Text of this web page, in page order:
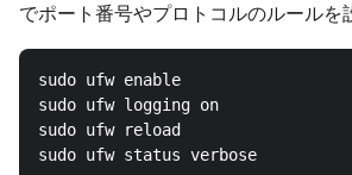
でポート番号やプロトコルのルールを
sudo ufw enable
sudo ufw logging on
sudo ufw reload